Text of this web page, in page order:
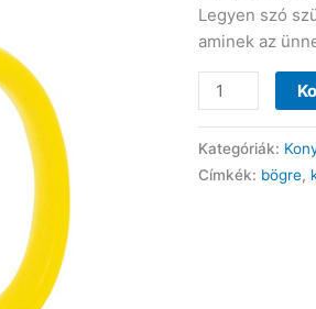
Legyen szó
aminek az
Neves
bögre
CN356
mennyiség
Kategóriák:
Címkék: bögre,